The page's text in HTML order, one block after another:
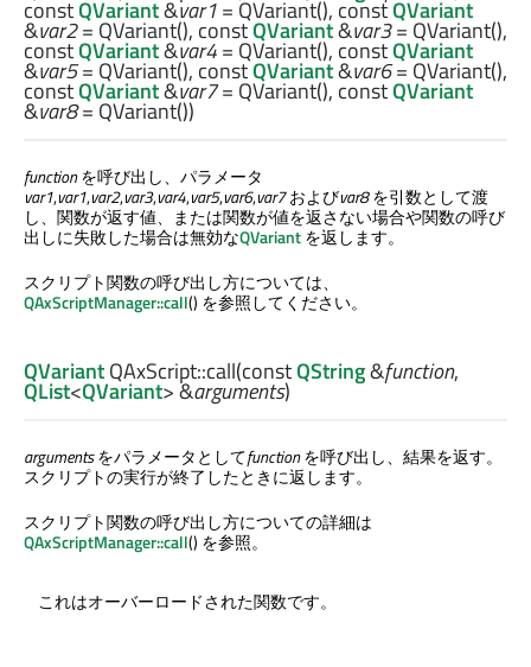
constQVariant&var1= QVariant(), constQVariant
&var2= QVariant(), constQVariant&var3= QVariant(),
constQVariant&var4= QVariant(), constQVariant
&var5= QVariant(), constQVariant&var6= QVariant(),
constQVariant&var7= QVariant(), constQVariant
&var8= QVariant())
functionを呼び出し、パラメータ
var1,var1,var2,var3,var4,var5,var6,var7およびvar8を引数として渡
し、関数が返す値、または関数が値を返さない場合や関数の呼び
出しに失敗した場合は無効なQVariantを返します。
スクリプト関数の呼び出し方については、
QAxScriptManager::call() を参照してください。
QVariantQAxScript::call(constQString&function,
QList<QVariant> &arguments)
argumentsをパラメータとしてfunctionを呼び出し、結果を返す。
スクリプトの実行が終了したときに返します。
スクリプト関数の呼び出し方についての詳細は
QAxScriptManager::call() を参照。
これはオーバーロードされた関数です。